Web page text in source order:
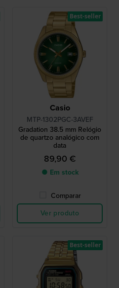
Casio
MTP-1302PGC-3AVEF
Gradation 38.5 mm Relógio
de quartzo analógico com
data
89,90 €
● Em stock
Comparar
Ver produto
Best-seller
Best-seller